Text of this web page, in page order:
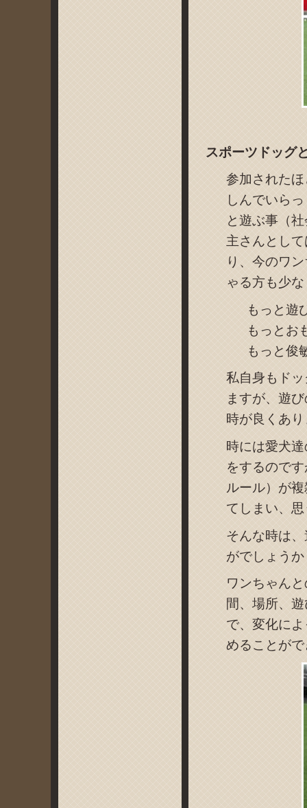
スポーツドッグ
参加された
しんでいら
と遊ぶ事（
主さんとし
り、今のワ
ゃる方も少
もっと遊
もっとお
もっと俊
私自身もド
ますが、遊
時が良くあ
時には愛犬
をするので
ルール）が
てしまい、
そんな時は
がでしょう
ワンちゃん
間、場所、
で、変化に
めることが